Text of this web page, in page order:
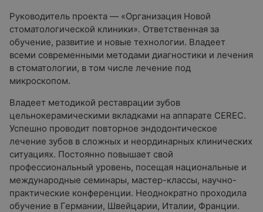
Руководитель проекта — «Организация Новой
стоматологической клиники». Ответственная за
обучение, развитие и новые технологии. Владеет
всеми современными методами диагностики и лечения
в стоматологии, в том числе лечение под
микроскопом.
Владеет методикой реставрации зубов
цельнокерамическими вкладками на аппарате CEREC.
Успешно проводит повторное эндодонтическое
лечение зубов в сложных и неординарных клинических
ситуациях. Постоянно повышает свой
профессиональный уровень, посещая национальные и
международные семинары, мастер-классы, научно-
практические конференции. Неоднократно проходила
обучение в Германии, Швейцарии, Италии, Франции.